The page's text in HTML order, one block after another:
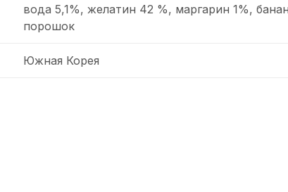
вода 5,1%, желатин 42 %, маргарин 1%,
порошок
Южная Корея